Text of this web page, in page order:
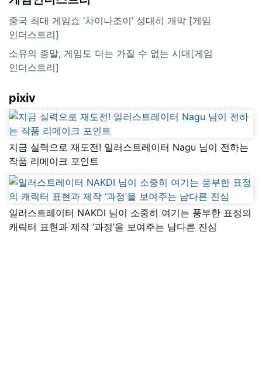
중국 최대 게임쇼 ‘차이나조이’ 성대히 개막 [게임
인더스트리]
소유의 종말, 게임도 더는 가질 수 없는 시대[게임
인더스트리]
pixiv
지금 실력으로 재도전! 일러스트레이터 Nagu 님이 전하는
작품 리메이크 포인트
일러스트레이터 NAKDI 님이 소중히 여기는 풍부한 표정의
캐릭터 표현과 제작 ‘과정’을 보여주는 남다른 진심